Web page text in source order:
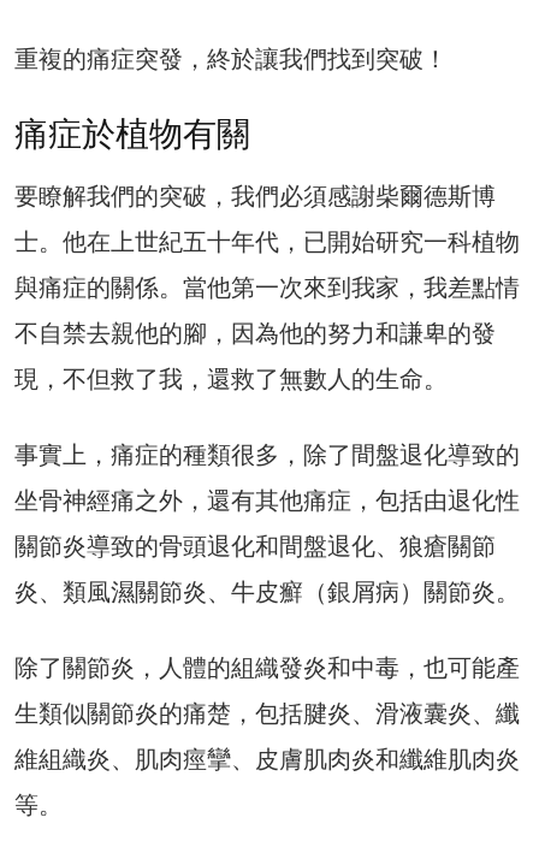
重複的痛症突發，終於讓我們找到突破！
痛症於植物有關
要瞭解我們的突破，我們必須感謝柴爾德斯博
士。他在上世紀五十年代，已開始研究一科植物
與痛症的關係。當他第一次來到我家，我差點情
不自禁去親他的腳，因為他的努力和謙卑的發
現，不但救了我，還救了無數人的生命。
事實上，痛症的種類很多，除了間盤退化導致的
坐骨神經痛之外，還有其他痛症，包括由退化性
關節炎導致的骨頭退化和間盤退化、狼瘡關節
炎、類風濕關節炎、牛皮癬（銀屑病）關節炎。
除了關節炎，人體的組織發炎和中毒，也可能產
生類似關節炎的痛楚，包括腱炎、滑液囊炎、纖
維組織炎、肌肉痙攣、皮膚肌肉炎和纖維肌肉炎
等。